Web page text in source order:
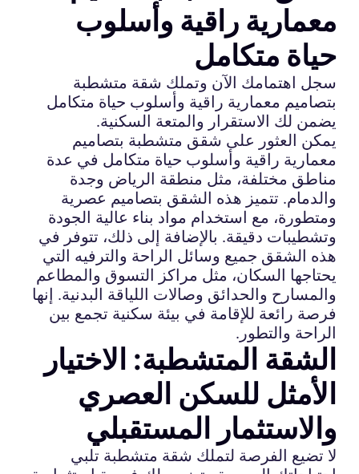
معمارية راقية وأسلوب
حياة متكامل
سجل اهتمامك الآن وتملك شقة متشطبة
بتصاميم معمارية راقية وأسلوب حياة متكامل
يضمن لك الاستقرار والمتعة السكنية.
يمكن العثور على شقق متشطبة بتصاميم
معمارية راقية وأسلوب حياة متكامل في عدة
مناطق مختلفة، مثل منطقة الرياض وجدة
والدمام. تتميز هذه الشقق بتصاميم عصرية
ومتطورة، مع استخدام مواد بناء عالية الجودة
وتشطيبات دقيقة. بالإضافة إلى ذلك، تتوفر في
هذه الشقق جميع وسائل الراحة والترفيه التي
يحتاجها السكان، مثل مراكز التسوق والمطاعم
والمسارح والحدائق وصالات اللياقة البدنية. إنها
فرصة رائعة للإقامة في بيئة سكنية تجمع بين
الراحة والتطور.
الشقة المتشطبة: الاختيار
الأمثل للسكن العصري
والاستثمار المستقبلي
لا تضيع الفرصة لتملك شقة متشطبة تلبي